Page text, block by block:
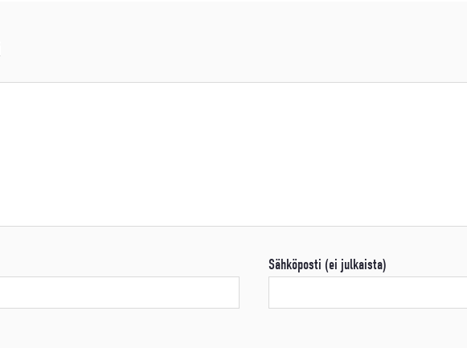
Sähköposti (ei julkaista)